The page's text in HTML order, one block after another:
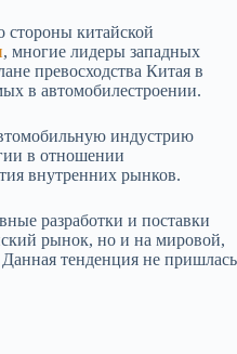
стороны китайской
, многие лидеры западных
превосходства Китая в
в автомобилестроении.
индустрию
в отношении
внутренних рынков.
разработки и поставки
рынок, но и на мировой,
тенденция не пришлась